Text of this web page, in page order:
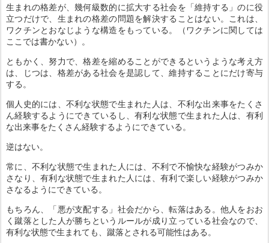
生まれの格差が、幾何級数的に拡大する社会を「維持する」のに役
立つだけで、生まれの格差の問題を解決することはない。これは、
ワクチンとおなじような構造をもっている。（ワクチンに関しては
ここでは書かない）。
ともかく、努力で、格差を縮めることができるというような考え方
は、じつは、格差がある社会を是認して、維持することにだけ寄与
する。
個人史的には、不利な状態で生まれた人は、不利な出来事をたくさ
ん経験するようにできているし、有利な状態で生まれた人は、有利
な出来事をたくさん経験するようにできている。
逆はない。
常に、不利な状態で生まれた人には、不利で不愉快な経験がつみか
さなり、有利な状態で生まれた人には、有利で楽しい経験がつみか
さなるようにできている。
もちろん、「悪が支配する」社会だから、転落はある。他人をおお
く蹴落とした人が勝ちというルールが成り立っている社会なので、
有利な状態で生まれても、蹴落とされる可能性はある。